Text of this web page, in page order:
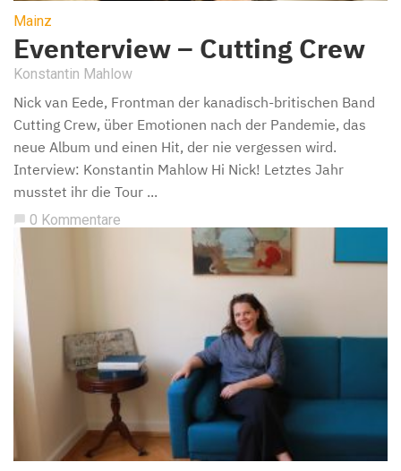
Mainz
Eventerview – Cutting Crew
Konstantin Mahlow
Nick van Eede, Frontman der kanadisch-britischen Band
Cutting Crew, über Emotionen nach der Pandemie, das
neue Album und einen Hit, der nie vergessen wird.
Interview: Konstantin Mahlow Hi Nick! Letztes Jahr
musstet ihr die Tour ...
0 Kommentare